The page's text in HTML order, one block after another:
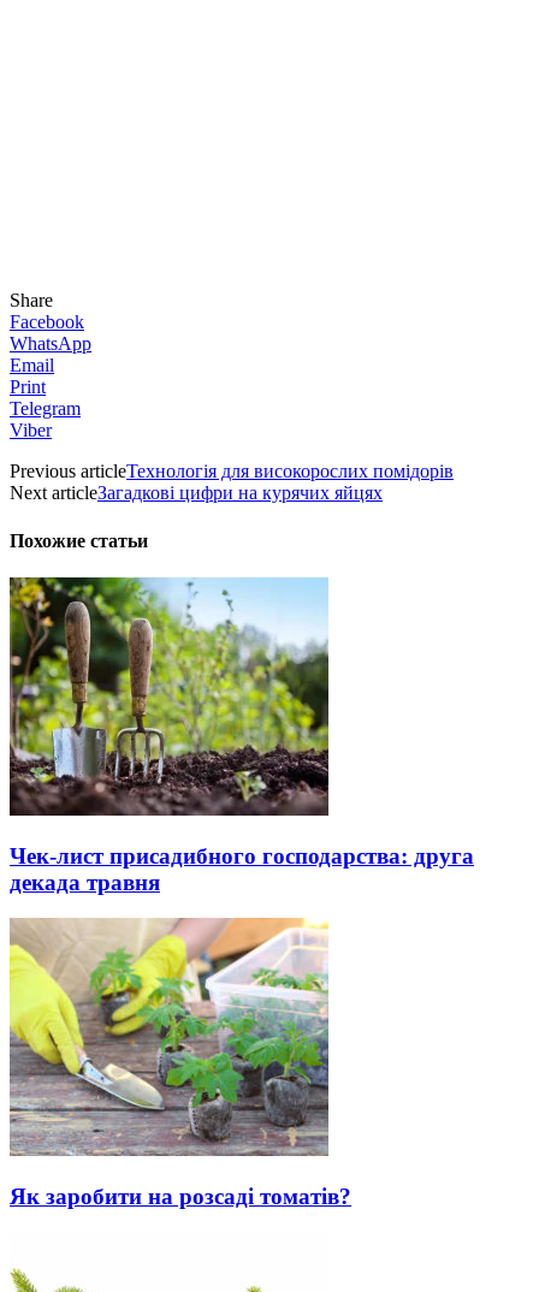
Share
Facebook
WhatsApp
Email
Print
Telegram
Viber
Previous articleТехнологія для високорослих помідорів
Next articleЗагадкові цифри на курячих яйцях
Похожие статьи
Чек-лист присадибного господарства: друга
декада травня
Як заробити на розсаді томатів?